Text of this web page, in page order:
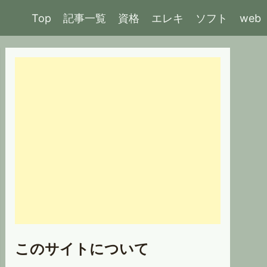
Top 記事一覧 資格 エレキ ソフト web
このサイトについて